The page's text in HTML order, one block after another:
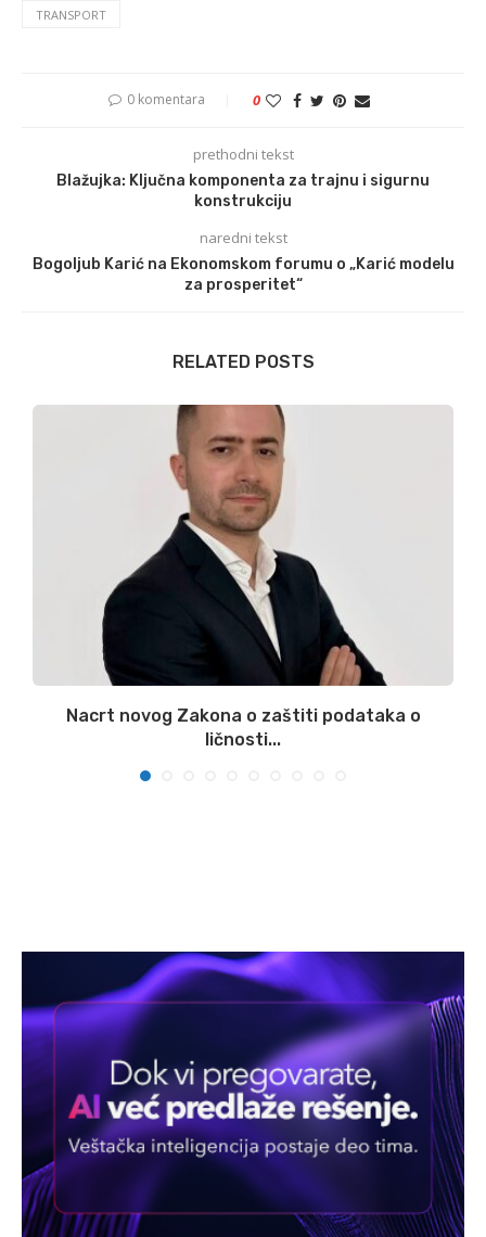
TRANSPORT
0 komentara 0
prethodni tekst
Blažujka: Ključna komponenta za trajnu i sigurnu
konstrukciju
naredni tekst
Bogoljub Karić na Ekonomskom forumu o „Karić modelu
za prosperitet“
RELATED POSTS
Nacrt novog Zakona o zaštiti podataka o
ličnosti...